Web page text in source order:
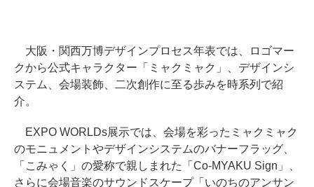
大阪・関西万博デザインプロセス年表では、ロゴマー
クから公式キャラクター「ミャクミャク」、デザインシ
ステム、会場装飾、二次創作に至る歩みを時系列で紹
介。
EXPO WORLDs展示では、会場を彩ったミャクミャク
のモニュメントやデザインシステムのバナーフラッグ、
「こみゃく」の愛称で親しまれた「Co-MYAKU Sign」、
さらに会場音楽のサウンドスケープ「いのちのアンサン